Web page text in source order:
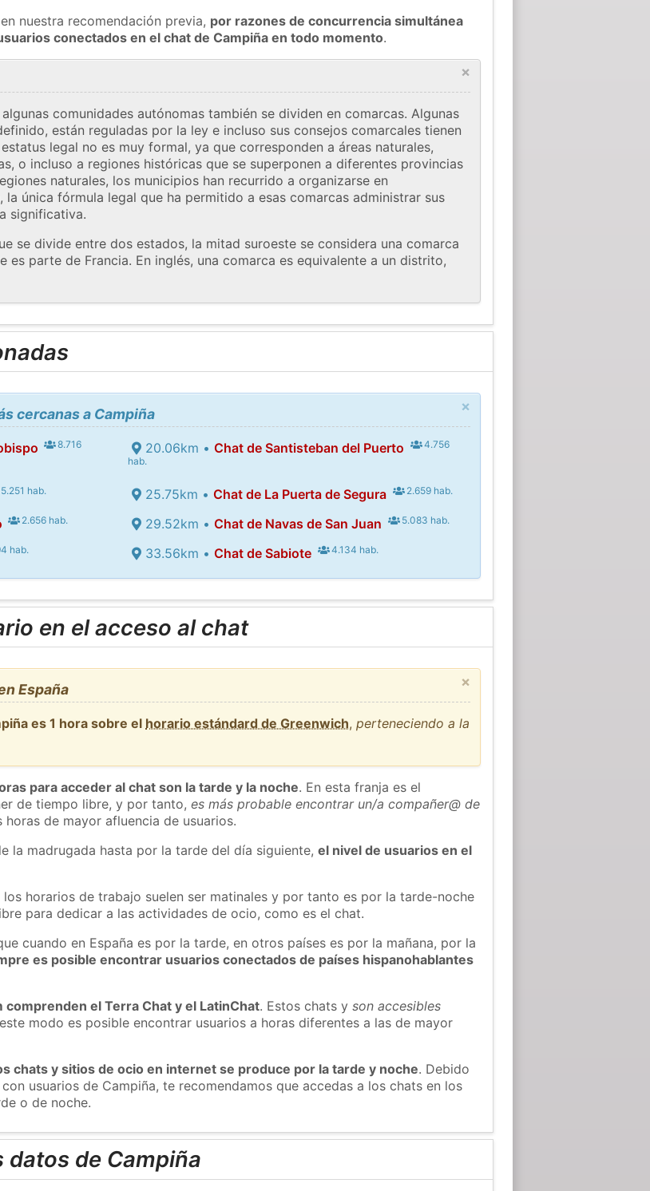
nuestra recomendación previa, por razones de concurrencia simultánea
conectados en el chat de Campiña en todo momento.
×
comunidades autónomas también se dividen en comarcas. Algunas
están reguladas por la ley e incluso sus consejos comarcales tienen
legal no es muy formal, ya que corresponden a áreas naturales,
o incluso a regiones históricas que se superponen a diferentes provincias
naturales, los municipios han recurrido a organizarse en
la única fórmula legal que ha permitido a esas comarcas administrar sus
significativa.
se divide entre dos estados, la mitad suroeste se considera una comarca
es parte de Francia. En inglés, una comarca es equivalente a un distrito,
×
cercanas a Campiña
8.716
hab.
2.656 hab.
hab.
20.06km •Chat de Santisteban del Puerto
4.756
hab.
25.75km •Chat de La Puerta de Segura 2.659 hab.
29.52km •Chat de Navas de San Juan 5.083 hab.
33.56km •Chat de Sabiote 4.134 hab.
en el acceso al chat
×
España
es 1 hora sobre el horario estándard de Greenwich,perteneciendo a la
para acceder al chat son la tarde y la noche. En esta franja es el
de tiempo libre, y por tanto,es más probable encontrar un/a compañer@ de
de mayor afluencia de usuarios.
la madrugada hasta por la tarde del día siguiente,el nivel de usuarios en el
horarios de trabajo suelen ser matinales y por tanto es por la tarde-noche
para dedicar a las actividades de ocio, como es el chat.
cuando en España es por la tarde, en otros países es por la mañana, por la
es posible encontrar usuarios conectados de países hispanohablantes
el Terra Chat y el LatinChat. Estos chats yson accesibles
modo es posible encontrar usuarios a horas diferentes a las de mayor
chats y sitios de ocio en internet se produce por la tarde y noche. Debido
usuarios de Campiña, te recomendamos que accedas a los chats en los
o de noche.
de Campiña